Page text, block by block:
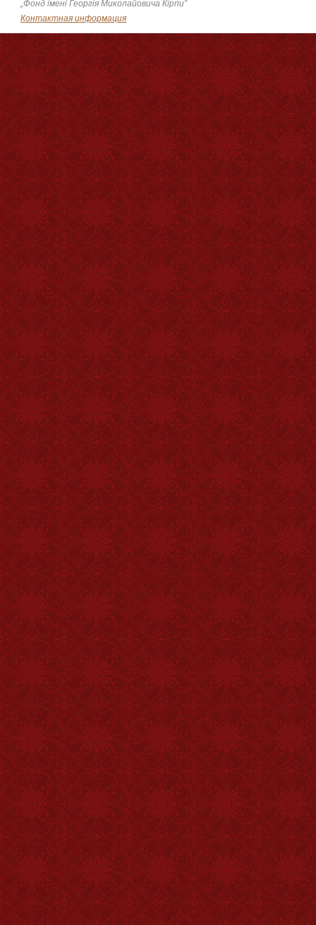
„Фонд імені Георгія Миколайовича Кірпи”
Контактная информация